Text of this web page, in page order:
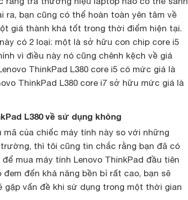
ra, bạn cũng có thể hoàn toàn yên tâm về
giá thành khá tốt trong thời điểm hiện tại.
có 2 loại: một là sở hữu con chip core i5
vì điều này nó cũng chênh kệch về giá
ThinkPad L380 core i5 có mức giá là
ThinkPad L380 core i7 sở hữu mức giá là
L380 về sử dụng không
của chiếc máy tính này so với những
thì tôi cũng tin chắc rằng bạn đã có
mua máy tính Lenovo ThinkPad đầu tiên
đến khả năng bền bỉ rất cao, bạn sẽ
gặp vấn đề khi sử dụng trong một thời gian